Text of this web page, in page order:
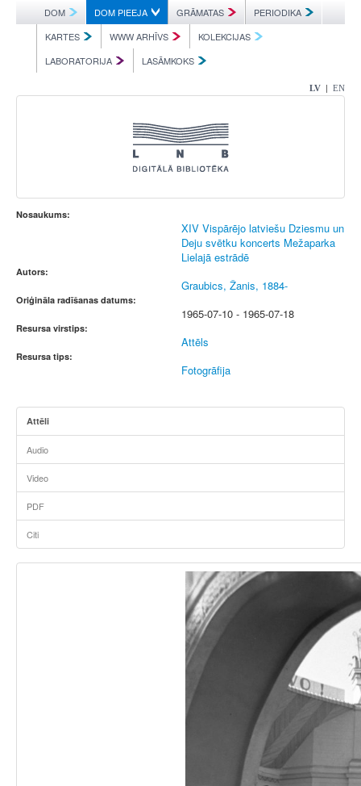
DOM DOM PIEEJA GRĀMATAS
PERIODIKA
KARTES
WWW ARHĪVS
KOLEKCIJAS
LABORATORIJA
LASĀMKOKS
LV | EN
Nosaukums:
XIV Vispārējo latviešu Dziesmu un
Deju svētku koncerts Mežaparka
Lielajā estrādē
Autors:
Graubics, Žanis, 1884-
Oriģināla radīšanas datums:
1965-07-10 - 1965-07-18
Resursa virstips:
Attēls
Resursa tips:
Fotogrāfija
Attēli
Audio
Video
PDF
Citi